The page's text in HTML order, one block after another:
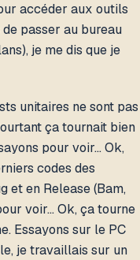
accéder aux outils
passer au bureau
je me dis que je
unitaires ne sont pas
ça tournait bien
pour voir… Ok,
codes des
et en Release (Bam,
voir… Ok, ça tourne
Essayons sur le PC
je travaillais sur un